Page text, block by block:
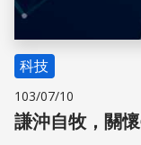
科技
103/07/10
謙沖自牧，關